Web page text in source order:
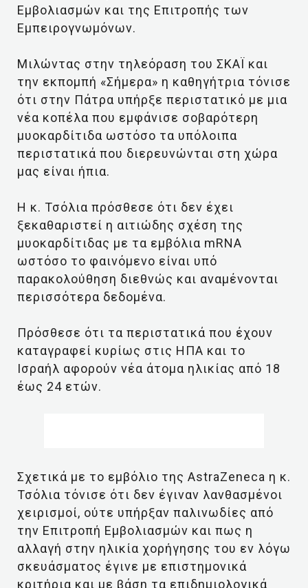
Εμβολιασμών και της Επιτροπής των
Εμπειρογνωμόνων.
Μιλώντας στην τηλεόραση του ΣΚΑΪ και
την εκπομπή «Σήμερα» η καθηγήτρια τόνισε
ότι στην Πάτρα υπήρξε περιστατικό με μια
νέα κοπέλα που εμφάνισε σοβαρότερη
μυοκαρδίτιδα ωστόσο τα υπόλοιπα
περιστατικά που διερευνώνται στη χώρα
μας είναι ήπια.
Η κ. Τσόλια πρόσθεσε ότι δεν έχει
ξεκαθαριστεί η αιτιώδης σχέση της
μυοκαρδίτιδας με τα εμβόλια mRNA
ωστόσο το φαινόμενο είναι υπό
παρακολούθηση διεθνώς και αναμένονται
περισσότερα δεδομένα.
Πρόσθεσε ότι τα περιστατικά που έχουν
καταγραφεί κυρίως στις ΗΠΑ και το
Ισραήλ αφορούν νέα άτομα ηλικίας από 18
έως 24 ετών.
Σχετικά με το εμβόλιο της AstraZeneca η κ.
Τσόλια τόνισε ότι δεν έγιναν λανθασμένοι
χειρισμοί, ούτε υπήρξαν παλινωδίες από
την Επιτροπή Εμβολιασμών και πως η
αλλαγή στην ηλικία χορήγησης του εν λόγω
σκευάσματος έγινε με επιστημονικά
κριτήρια και με βάση τα επιδημιολογικά